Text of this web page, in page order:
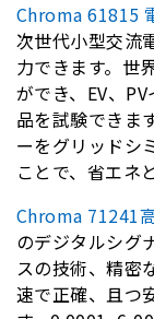
Chroma 61815
次世代小型交流
力できます。世
ができ、EV、
品を試験できま
ーをグリッドシ
ことで、省エネ
Chroma 71241
のデジタルシグ
スの技術、精密
速で正確、且つ